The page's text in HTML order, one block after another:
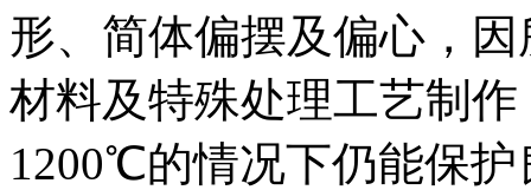
形、简体偏摆及偏心，
材料及特殊处理工艺制
1200℃的情况下仍能保